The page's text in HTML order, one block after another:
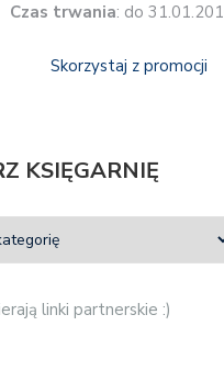
Czas trwania: do
Skorzystaj z promocji
KSIĘGARNIĘ
linki partnerskie :)